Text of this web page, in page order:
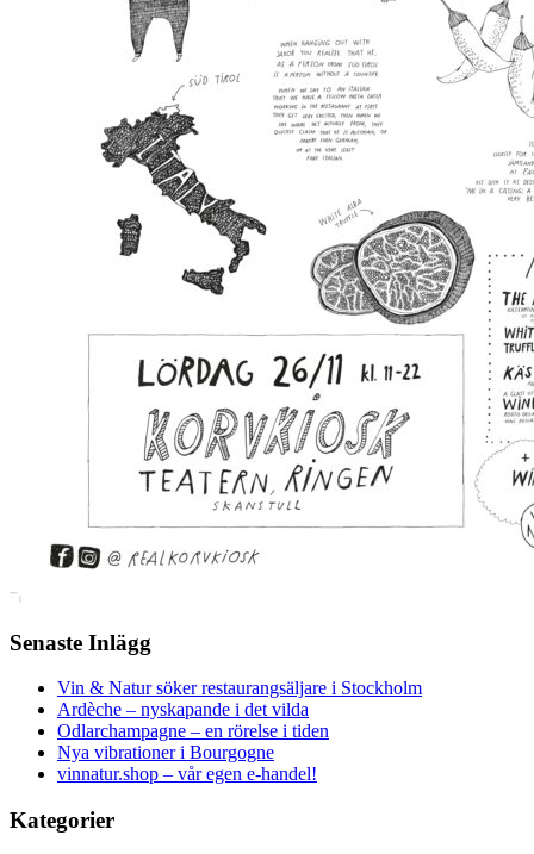
Senaste Inlägg
Vin & Natur söker restaurangsäljare i Stockholm
Ardèche – nyskapande i det vilda
Odlarchampagne – en rörelse i tiden
Nya vibrationer i Bourgogne
vinnatur.shop – vår egen e-handel!
Kategorier